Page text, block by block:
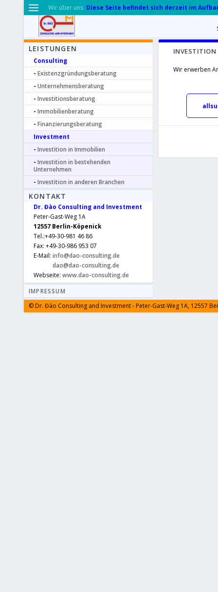
Wir über uns Diese Seite befindet sich derzeit im
INVESTITION
Wir erwerben
LEISTUNGEN
Consulting
Existenzgründungsberatung
Unternehmensberatung
Investitionsberatung
Immobilienberatung
Finanzierungsberatung
Investment
Investition in Immobilien
Investition in bestehenden
Unternehmen
Investition in anderen Branchen
KONTAKT
Dr. Đào Consulting and Investment
Peter-Gast-Weg 1A
12557 Berlin-Köpenick
Tel.:+49-30-981 46 86
Fax: +49-30-986 953 07
E-Mail:info@dao-consulting.de
dao@dao-consulting.de
Webseite:www.dao-consulting.de
IMPRESSUM
© Dr. Đào Consulting and Investment - Peter-Gast-Weg 1A, 12557